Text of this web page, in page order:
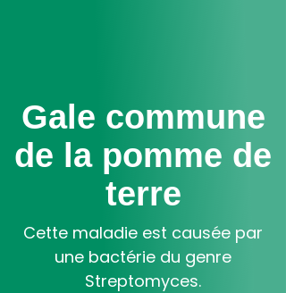
Gale commune
de la pomme de
terre
Cette maladie est causée par
une bactérie du genre
Streptomyces.